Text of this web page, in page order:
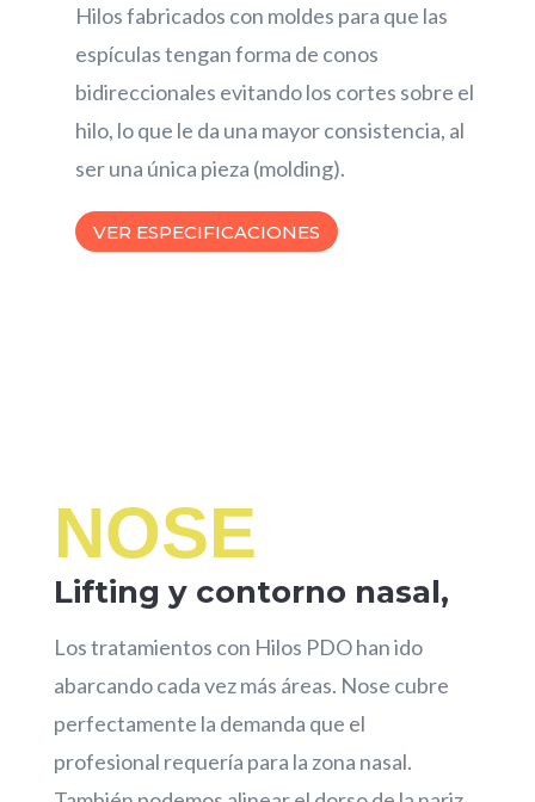
Hilos fabricados con moldes para que las
espículas tengan forma de conos
bidireccionales evitando los cortes sobre el
hilo, lo que le da una mayor consistencia, al
ser una única pieza (molding).
VER ESPECIFICACIONES
NOSE
Lifting y contorno nasal,
Los tratamientos con Hilos PDO han ido
abarcando cada vez más áreas. Nose cubre
perfectamente la demanda que el
profesional requería para la zona nasal.